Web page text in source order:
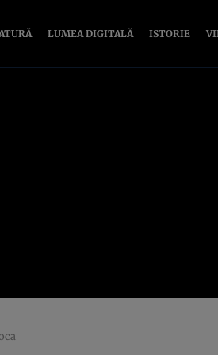
LUMEA DIGITALĂ ISTORIE